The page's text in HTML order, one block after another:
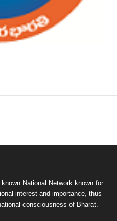
National Network known for
interest and importance, thus
consciousness of Bharat.